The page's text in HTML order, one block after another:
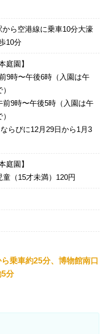
から空港線に乗車10分大濠
10分
庭園】
9時〜午後6時（入園は午
前9時〜午後5時（入園は午
らびに12月29日から1月3
庭園】
童（15才未満）120円
乗車約25分、博物館南口
分